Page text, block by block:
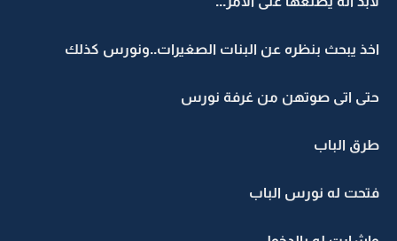
اخذ يبحث بنظره عن البنات الصغيرات..ونورس كذلك
حتى اتى صوتهن من غرفة نورس
طرق الباب
فتحت له نورس الباب